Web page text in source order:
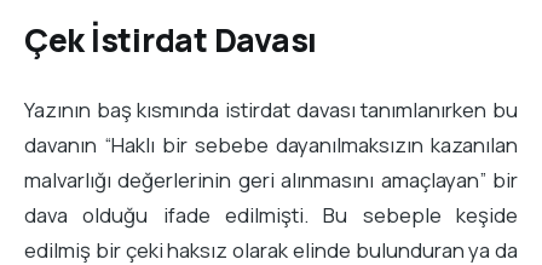
Çek İstirdat Davası
Yazının baş kısmında istirdat davası tanımlanırken bu
davanın “Haklı bir sebebe dayanılmaksızın kazanılan
malvarlığı değerlerinin geri alınmasını amaçlayan” bir
dava olduğu ifade edilmişti. Bu sebeple keşide
edilmiş bir çeki haksız olarak elinde bulunduran ya da